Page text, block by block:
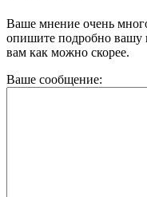
Ваше мнение очень
опишите подробно вашу
вам как можно скорее.
Ваше сообщение: